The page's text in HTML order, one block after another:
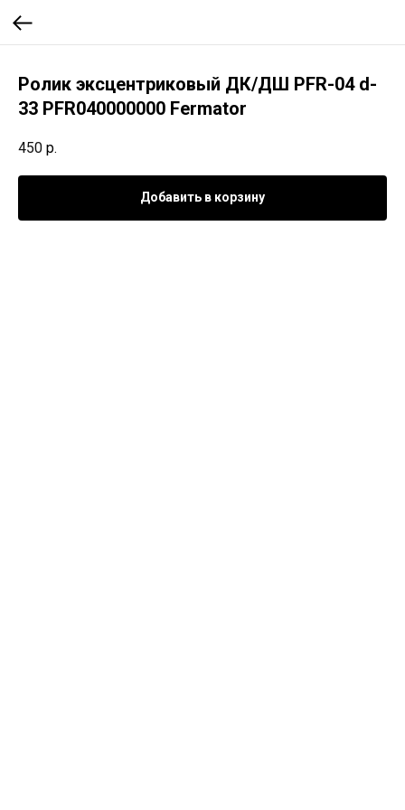
Ролик эксцентриковый ДК/ДШ PFR-04 d-
33 PFR040000000 Fermator
450 р.
Добавить в корзину